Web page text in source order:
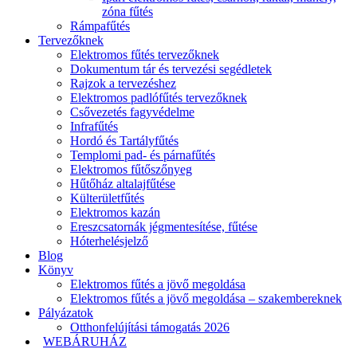
zóna fűtés
Rámpafűtés
Tervezőknek
Elektromos fűtés tervezőknek
Dokumentum tár és tervezési segédletek
Rajzok a tervezéshez
Elektromos padlófűtés tervezőknek
Csővezetés fagyvédelme
Infrafűtés
Hordó és Tartályfűtés
Templomi pad- és párnafűtés
Elektromos fűtőszőnyeg
Hűtőház altalajfűtése
Külterületfűtés
Elektromos kazán
Ereszcsatornák jégmentesítése, fűtése
Hóterhelésjelző
Blog
Könyv
Elektromos fűtés a jövő megoldása
Elektromos fűtés a jövő megoldása – szakembereknek
Pályázatok
Otthonfelújítási támogatás 2026
WEBÁRUHÁZ